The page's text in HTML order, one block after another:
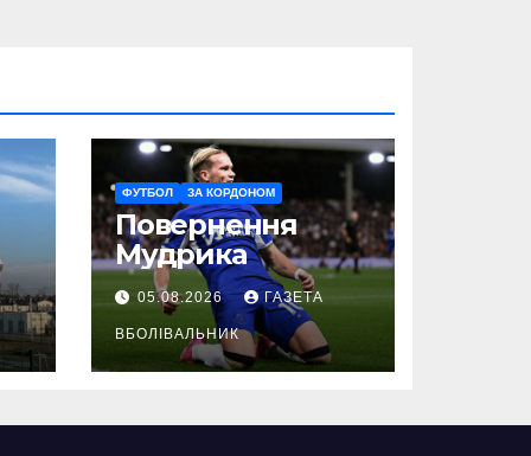
ФУТБОЛ ЗА КОРДОНОМ
Повернення
Мудрика
05.08.2026 ГАЗЕТА
ВБОЛІВАЛЬНИК